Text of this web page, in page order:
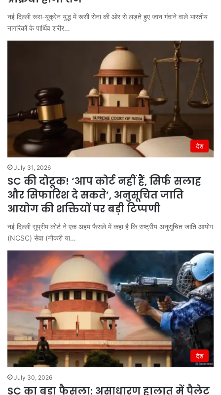
नई दिल्ली रूस-यूक्रेन युद्ध में रूसी सेना की ओर से लड़ते हुए जान गंवाने वाले भारतीय
नागरिकों के पार्थिव शरीर…
देश
July 31, 2026
SC की दोटूक! ‘आप कोर्ट नहीं हैं, सिर्फ सलाह
और सिफारिश दे सकते’, अनुसूचित जाति
आयोग की शक्तियों पर बड़ी टिप्पणी
नई दिल्ली सुप्रीम कोर्ट ने एक अहम फैसले में कहा है कि राष्ट्रीय अनुसूचित जाति आयोग
(NCSC) सेवा (नौकरी या…
देश
July 30, 2026
SC का बड़ा फैसला: असाधारण हालात में पैलेट